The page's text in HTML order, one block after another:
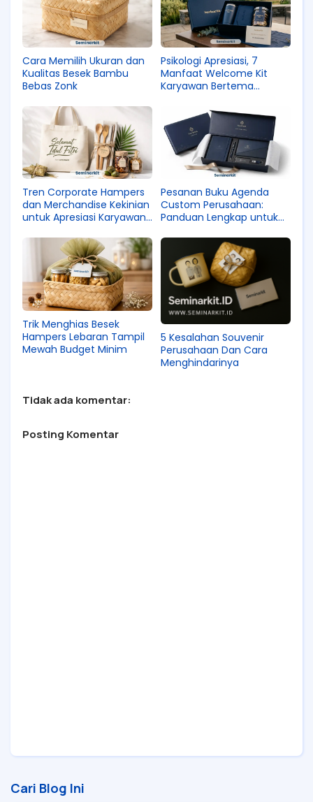
Cara Memilih Ukuran dan
Kualitas Besek Bambu
Bebas Zonk
Psikologi Apresiasi, 7
Manfaat Welcome Kit
Karyawan Bertema
Tren Corporate Hampers
dan Merchandise Kekinian
untuk Apresiasi Karyawan
Pesanan Buku Agenda
Custom Perusahaan:
Panduan Lengkap untuk
2026
Trik Menghias Besek
Hampers Lebaran Tampil
Mewah Budget Minim
5 Kesalahan Souvenir
Perusahaan Dan Cara
Menghindarinya
Tidak ada komentar:
Posting Komentar
Cari Blog Ini